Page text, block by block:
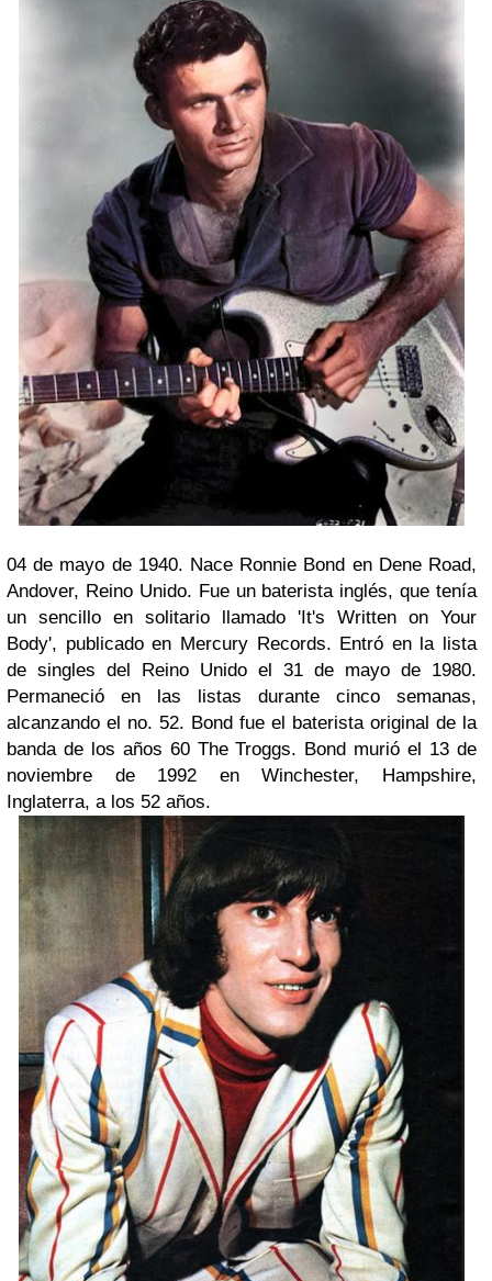
04 de mayo de 1940. Nace Ronnie Bond en Dene Road,
Andover, Reino Unido. Fue un baterista inglés, que tenía
un sencillo en solitario llamado 'It's Written on Your
Body', publicado en Mercury Records. Entró en la lista
de singles del Reino Unido el 31 de mayo de 1980.
Permaneció en las listas durante cinco semanas,
alcanzando el no. 52. Bond fue el baterista original de la
banda de los años 60 The Troggs. Bond murió el 13 de
noviembre de 1992 en Winchester, Hampshire,
Inglaterra, a los 52 años.